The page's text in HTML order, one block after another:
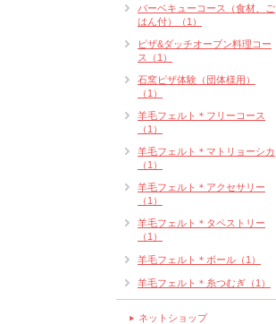
バーベキューコース（食材、ご
はん付）（1）
ピザ&ダッチオーブン料理コー
ス（1）
石窯ピザ体験（団体様用）
（1）
羊毛フェルト＊フリーコース
（1）
羊毛フェルト＊マトリョーシカ
（1）
羊毛フェルト＊アクセサリー
（1）
羊毛フェルト＊タペストリー
（1）
羊毛フェルト＊ボール（1）
羊毛フェルト＊糸つむぎ（1）
ネットショップ